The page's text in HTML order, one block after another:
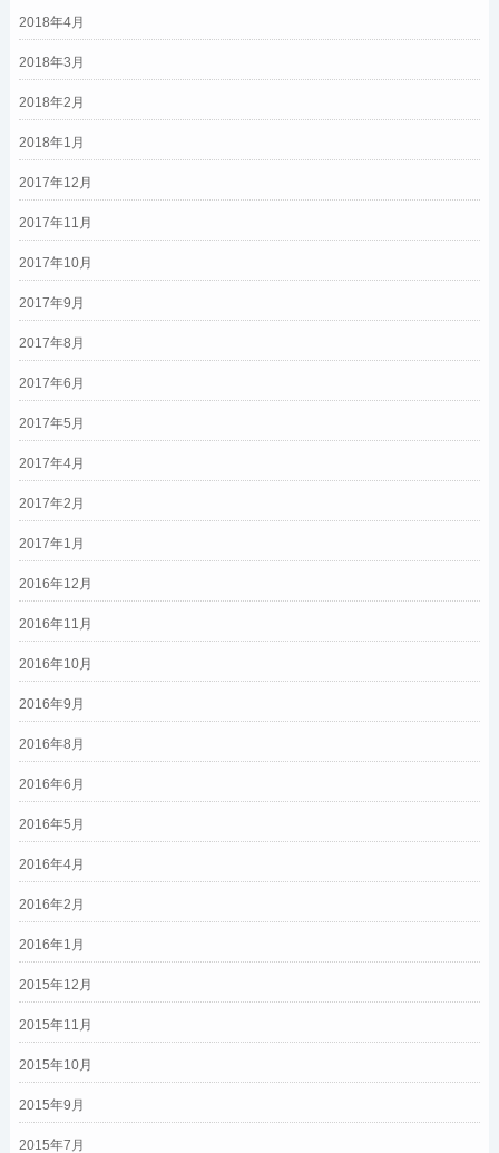
2018年4月
2018年3月
2018年2月
2018年1月
2017年12月
2017年11月
2017年10月
2017年9月
2017年8月
2017年6月
2017年5月
2017年4月
2017年2月
2017年1月
2016年12月
2016年11月
2016年10月
2016年9月
2016年8月
2016年6月
2016年5月
2016年4月
2016年2月
2016年1月
2015年12月
2015年11月
2015年10月
2015年9月
2015年7月